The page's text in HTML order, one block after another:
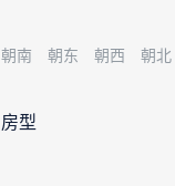
朝南 朝东 朝西 朝北
房型